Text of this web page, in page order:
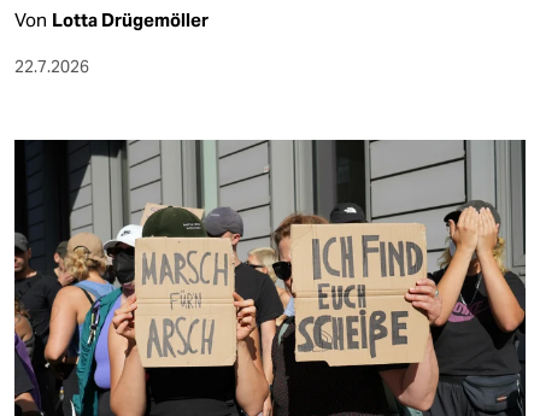
Von Lotta Drügemöller
22.7.2026